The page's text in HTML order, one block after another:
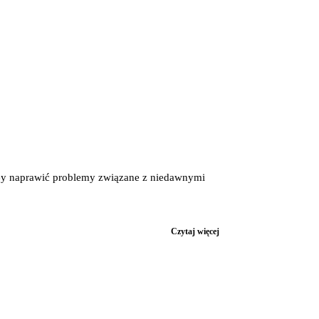
naprawić problemy związane z niedawnymi
Czytaj więcej